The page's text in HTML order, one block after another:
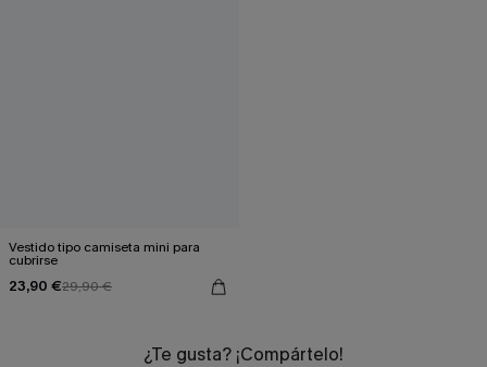
Vestido tipo camiseta mini para
cubrirse
23,90 €29,90 €
¿Te gusta? ¡Compártelo!